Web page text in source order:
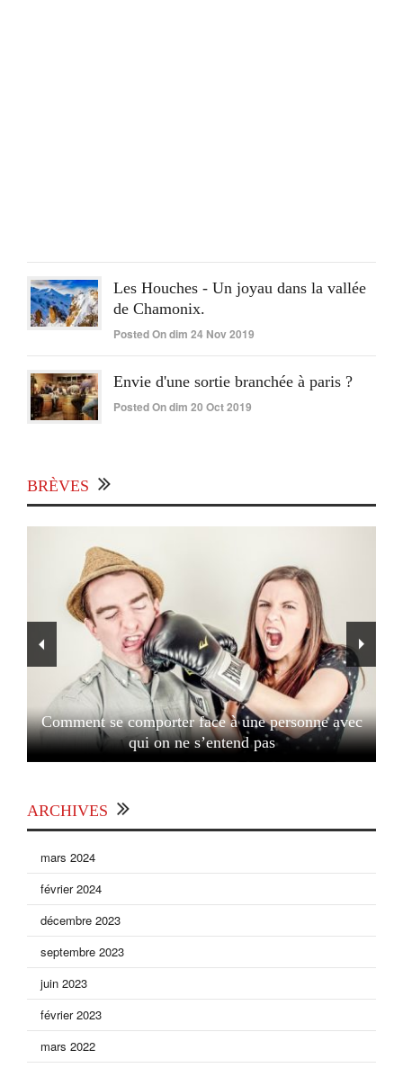
Les Houches - Un joyau dans la vallée
de Chamonix.
Posted On dim 24 Nov 2019
Envie d'une sortie branchée à paris ?
Posted On dim 20 Oct 2019
BRÈVES
Comment se comporter face à une personne avec
qui on ne s’entend pas
ARCHIVES
mars 2024
février 2024
décembre 2023
septembre 2023
juin 2023
février 2023
mars 2022